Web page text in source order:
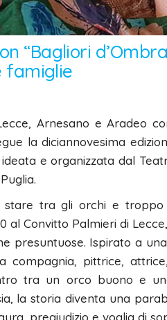
“Bagliori
famiglie
Arnesano e Aradeo
la diciannovesima
e organizzata dal
tra gli orchi e troppo
al Convitto Palmieri di
presuntuose. Ispirato a
compagnia, pittrice,
tra un orco buono e
la storia diventa una